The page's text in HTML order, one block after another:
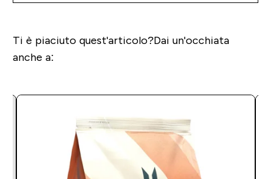
Ti è piaciuto quest'articolo?Dai un'occhiata
anche a: